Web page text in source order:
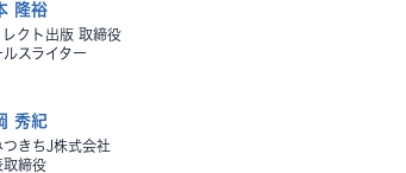
隆裕
レクト出版 取締役
ルスライター
秀紀
つきちJ株式会社
取締役